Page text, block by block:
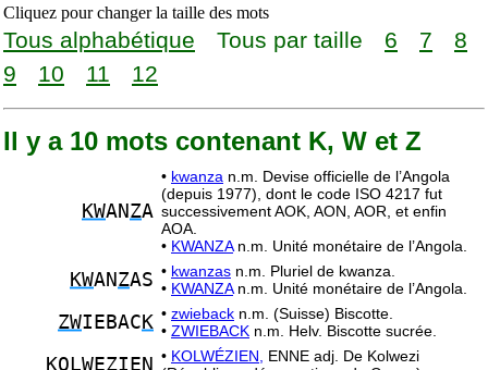
Cliquez pour changer la taille des mots
Tous alphabétique Tous par taille 6 7
8
9
10 11 12
Il y a 10 mots contenant K, W et Z
KWAN ZA
• kwanza n.m. Devise officielle de l’Angola
(depuis 1977), dont le code ISO 4217 fut
successivement AOK, AON, AOR, et enfin
AOA.
• KWANZAn.m. Unité monétaire de l’Angola.
KWAN ZAS • kwanzas n.m. Pluriel de kwanza.
• KWANZAn.m. Unité monétaire de l’Angola.
ZWIEBAC K • zwieback n.m. (Suisse) Biscotte.
• ZWIEBACK n.m. Helv. Biscotte sucrée.
KOLWEZIEN • KOLWÉZIEN,
ENNE adj. De Kolwezi